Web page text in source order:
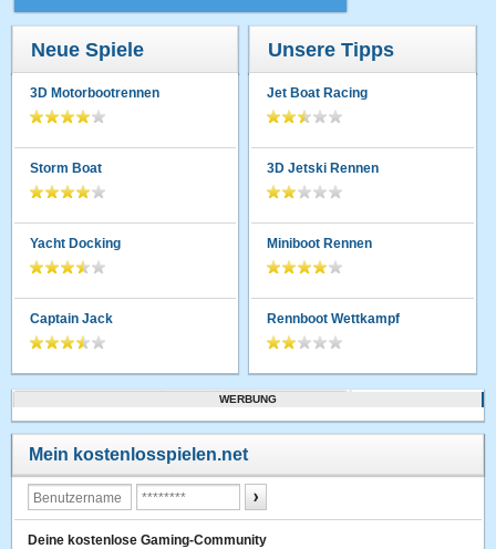
Neue Spiele
3D Motorbootrennen
Storm Boat
Yacht Docking
Captain Jack
Unsere Tipps
Jet Boat Racing
3D Jetski Rennen
Miniboot Rennen
Rennboot Wettkampf
WERBUNG
Mein kostenlosspielen.net
Deine kostenlose Gaming-Community